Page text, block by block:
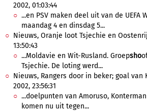
2002, 01:03:44
...en PSV maken deel uit van de UEFA
maandag 4 en dinsdag 5...
Nieuws, Oranje loot Tsjechie en
13:50:43
...Moldavie en Wit-Rusland. Groepsho
Tsjechie. De loting werd...
Nieuws, Rangers door in beker; goal van
2002, 23:56:31
...doelpunten van Amoruso,
komen nu uit tegen...